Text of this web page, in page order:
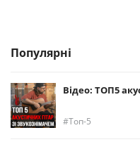
Популярні
Відео: ТОП5
Топ-5